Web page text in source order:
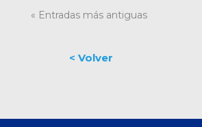
« Entradas más antiguas